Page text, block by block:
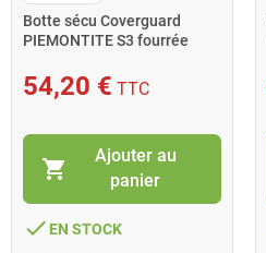
Botte sécu Coverguard
PIEMONTITE S3 fourrée
54,20 € TTC
shopping_cart
Ajouter au
panier
done EN STOCK